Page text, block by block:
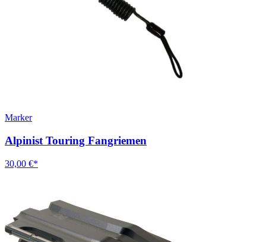
Marker
Alpinist Touring Fangriemen
30,00 €*